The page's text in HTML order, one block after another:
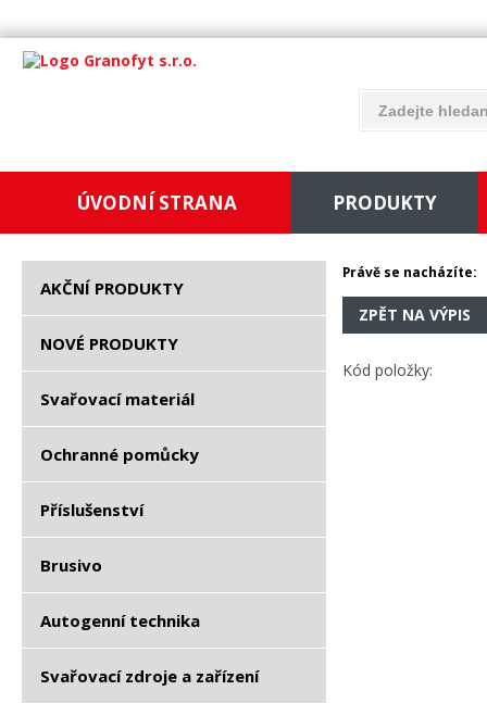
ÚVODNÍ STRANA PRODUKTY
AKČNÍ PRODUKTY
NOVÉ PRODUKTY
Svařovací materiál
Ochranné pomůcky
Příslušenství
Brusivo
Autogenní technika
Svařovací zdroje a zařízení
Právě se nacházíte:
ZPĚT NA VÝPIS
Kód položky: